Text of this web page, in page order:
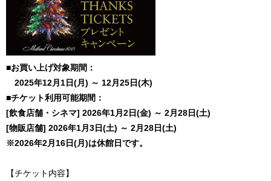
■お買い上げ対象期間：
2025年12月1日(月) ～ 12月25日(木)
■チケット利用可能期間：
[飲食店舗・シネマ] 2026年1月2日(金) ～ 2月28日(土)
[物販店舗] 2026年1月3日(土) ～ 2月28日(土)
※2026年2月16日(月)は休館日です。
【チケット内容】